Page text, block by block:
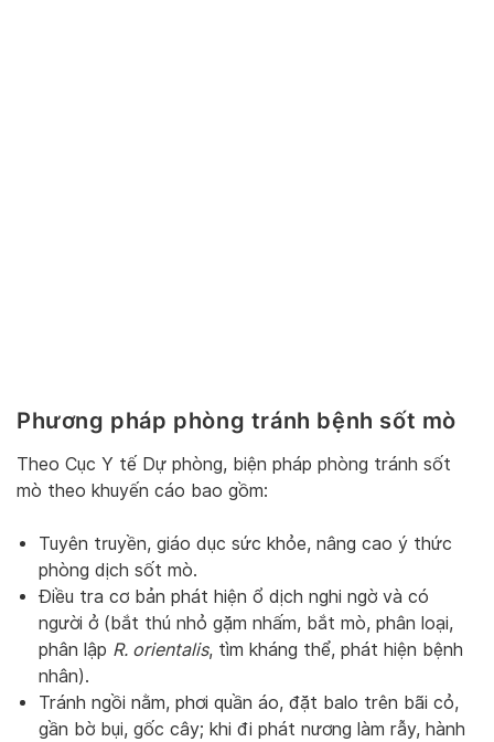
Phương pháp phòng tránh bệnh sốt mò
Theo Cục Y tế Dự phòng, biện pháp phòng tránh sốt
mò theo khuyến cáo bao gồm:
Tuyên truyền, giáo dục sức khỏe, nâng cao ý thức
phòng dịch sốt mò.
Điều tra cơ bản phát hiện ổ dịch nghi ngờ và có
người ở (bắt thú nhỏ gặm nhấm, bắt mò, phân loại,
phân lập R. orientalis, tìm kháng thể, phát hiện bệnh
nhân).
Tránh ngồi nằm, phơi quần áo, đặt balo trên bãi cỏ,
gần bờ bụi, gốc cây; khi đi phát nương làm rẫy, hành